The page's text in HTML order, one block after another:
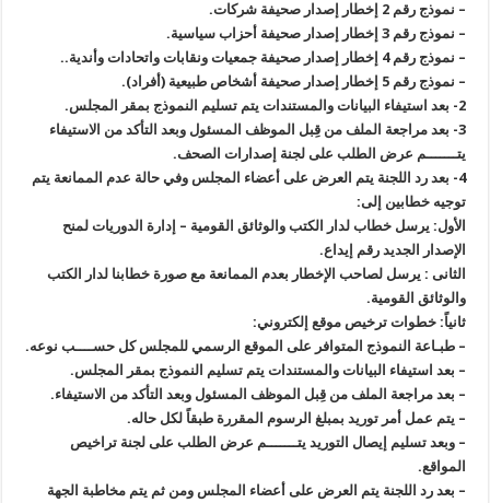
– نموذج رقم 2 إخطار إصدار صحيفة شركات.
– نموذج رقم 3 إخطار إصدار صحيفة أحزاب سياسية.
– نموذج رقم 4 إخطار إصدار صحيفة جمعيات ونقابات واتحادات وأندية..
– نموذج رقم 5 إخطار إصدار صحيفة أشخاص طبيعية (أفراد).
2- بعد استيفاء البيانات والمستندات يتم تسليم النموذج بمقر المجلس.
3- بعد مراجعة الملف من قِبل الموظف المسئول وبعد التأكد من الاستيفاء
يتـــــــم عرض الطلب على لجنة إصدارات الصحف.
4- بعد رد اللجنة يتم العرض على أعضاء المجلس وفي حالة عدم الممانعة يتم
توجيه خطابين إلى:
الأول: يرسل خطاب لدار الكتب والوثائق القومية – إدارة الدوريات لمنح
الإصدار الجديد رقم إيداع.
الثانى : يرسل لصاحب الإخطار بعدم الممانعة مع صورة خطابنا لدار الكتب
والوثائق القومية.
ثانياً: خطوات ترخيص موقع إلكتروني:
– طبـاعة النموذج المتوافر على الموقع الرسمي للمجلس كل حســــب نوعه.
– بعد استيفاء البيانات والمستندات يتم تسليم النموذج بمقر المجلس.
– بعد مراجعة الملف من قِبل الموظف المسئول وبعد التأكد من الاستيفاء.
– يتم عمل أمر توريد بمبلغ الرسوم المقررة طبقاً لكل حاله.
– وبعد تسليم إيصال التوريد يتـــــــم عرض الطلب على لجنة تراخيص
المواقع.
– بعد رد اللجنة يتم العرض على أعضاء المجلس ومن ثم يتم مخاطبة الجهة